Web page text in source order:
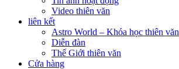
Video thiên văn
liên kết
Astro World – Khóa học thiên văn
Diễn đàn
Thế Giới thiên văn
Cửa hàng